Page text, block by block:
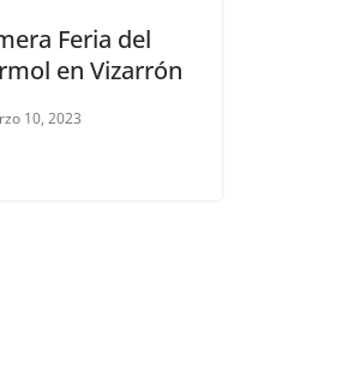
Feria del
en Vizarrón
10, 2023